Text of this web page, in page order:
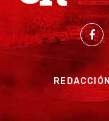
REDACCIÓN